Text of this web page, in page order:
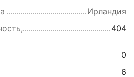
Ирландия
404
0
6